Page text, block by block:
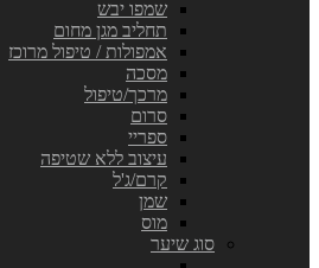
שמפו יבש
תחליב מגן מחום
אמפולות / טיפול מרוכז
מסכה
מרכך/טיפול
סרום
ספריי
עיצוב ללא שטיפה
קרם/ג'ל
שמן
מוס
סוג שיער